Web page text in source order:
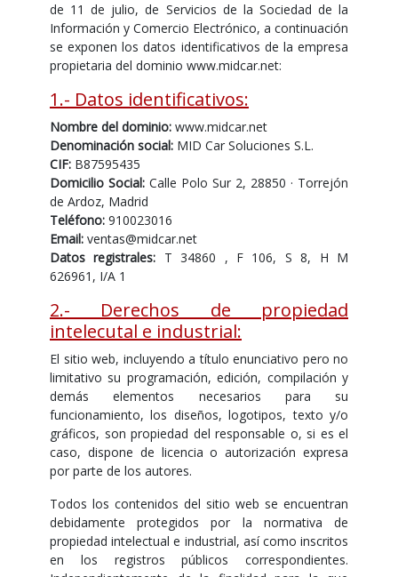
de 11 de julio, de Servicios de la Sociedad de la
Información y Comercio Electrónico, a continuación
se exponen los datos identificativos de la empresa
propietaria del dominio www.midcar.net:
1.- Datos identificativos:
Nombre del dominio: www.midcar.net
Denominación social: MID Car Soluciones S.L.
CIF: B87595435
Domicilio Social: Calle Polo Sur 2, 28850 · Torrejón
de Ardoz, Madrid
Teléfono: 910023016
Email: ventas@midcar.net
Datos registrales: T 34860 , F 106, S 8, H M
626961, I/A 1
2.- Derechos de propiedad
intelecutal e industrial:
El sitio web, incluyendo a título enunciativo pero no
limitativo su programación, edición, compilación y
demás elementos necesarios para su
funcionamiento, los diseños, logotipos, texto y/o
gráficos, son propiedad del responsable o, si es el
caso, dispone de licencia o autorización expresa
por parte de los autores.
Todos los contenidos del sitio web se encuentran
debidamente protegidos por la normativa de
propiedad intelectual e industrial, así como inscritos
en los registros públicos correspondientes.